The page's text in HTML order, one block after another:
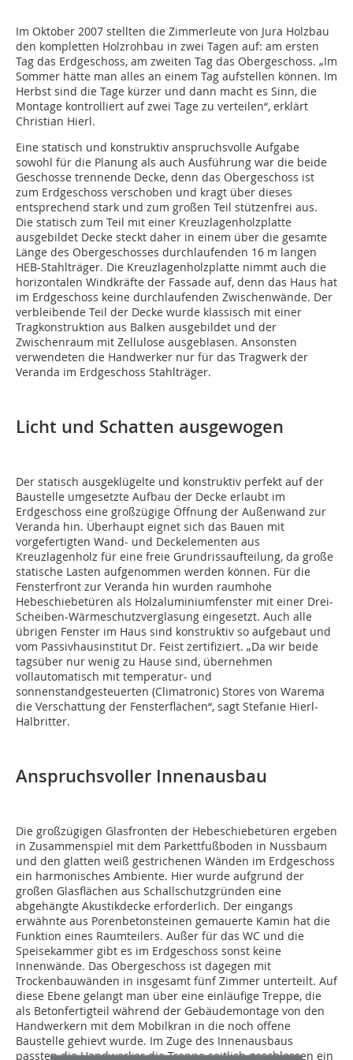
Im Oktober 2007 stellten die Zimmerleute von Jura Holzbau
den kompletten Holzrohbau in zwei Tagen auf: am ersten
Tag das Erdgeschoss, am zweiten Tag das Obergeschoss. „Im
Sommer hätte man alles an einem Tag aufstellen können. Im
Herbst sind die Tage kürzer und dann macht es Sinn, die
Montage kontrolliert auf zwei Tage zu verteilen“, erklärt
Christian Hierl.
Eine statisch und konstruktiv anspruchsvolle Aufgabe
sowohl für die Planung als auch Ausführung war die beide
Geschosse trennende Decke, denn das Obergeschoss ist
zum Erdgeschoss verschoben und kragt über dieses
entsprechend stark und zum großen Teil stützenfrei aus.
Die statisch zum Teil mit einer Kreuzlagenholzplatte
ausgebildet Decke steckt daher in einem über die gesamte
Länge des Obergeschosses durchlaufenden 16 m langen
HEB-Stahlträger. Die Kreuzlagenholzplatte nimmt auch die
horizontalen Windkräfte der Fassade auf, denn das Haus hat
im Erdgeschoss keine durchlaufenden Zwischenwände. Der
verbleibende Teil der Decke wurde klassisch mit einer
Tragkonstruktion aus Balken ausgebildet und der
Zwischenraum mit Zellulose ausgeblasen. Ansonsten
verwendeten die Handwerker nur für das Tragwerk der
Veranda im Erdgeschoss Stahlträger.
Licht und Schatten ausgewogen
Der statisch ausgeklügelte und konstruktiv perfekt auf der
Baustelle umgesetzte Aufbau der Decke erlaubt im
Erdgeschoss eine großzügige Öffnung der Außenwand zur
Veranda hin. Überhaupt eignet sich das Bauen mit
vorgefertigten Wand- und Deckelementen aus
Kreuzlagenholz für eine freie Grundrissaufteilung, da große
statische Lasten aufgenommen werden können. Für die
Fensterfront zur Veranda hin wurden raumhohe
Hebeschiebetüren als Holzaluminiumfenster mit einer Drei-
Scheiben-Wärmeschutzverglasung eingesetzt. Auch alle
übrigen Fenster im Haus sind konstruktiv so aufgebaut und
vom Passivhausinstitut Dr. Feist zertifiziert. „Da wir beide
tagsüber nur wenig zu Hause sind, übernehmen
vollautomatisch mit temperatur- und
sonnenstandgesteuerten (Climatronic) Stores von Warema
die Verschattung der Fensterflächen“, sagt Stefanie Hierl-
Halbritter.
Anspruchsvoller Innenausbau
Die großzügigen Glasfronten der Hebeschiebetüren ergeben
in Zusammenspiel mit dem Parkettfußboden in Nussbaum
und den glatten weiß gestrichenen Wänden im Erdgeschoss
ein harmonisches Ambiente. Hier wurde aufgrund der
großen Glasflächen aus Schallschutzgründen eine
abgehängte Akustikdecke erforderlich. Der eingangs
erwähnte aus Porenbetonsteinen gemauerte Kamin hat die
Funktion eines Raumteilers. Außer für das WC und die
Speisekammer gibt es im Erdgeschoss sonst keine
Innenwände. Das Obergeschoss ist dagegen mit
Trockenbauwänden in insgesamt fünf Zimmer unterteilt. Auf
diese Ebene gelangt man über eine einläufige Treppe, die
als Betonfertigteil während der Gebäudemontage von den
Handwerkern mit dem Mobilkran in die noch offene
Baustelle gehievt wurde. Im Zuge des Innenausbaus
passten die Handwerker die Treppe seitlich geschlossen ein